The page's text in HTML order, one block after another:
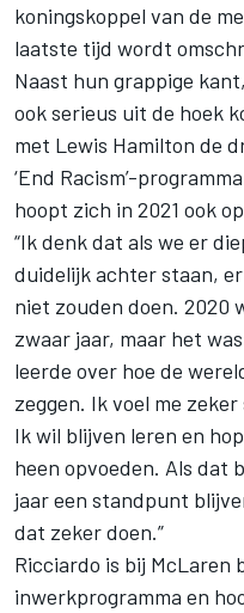
koningskoppel van de
laatste tijd wordt
Naast hun grappige
ook serieus uit de hoek
met Lewis Hamilton de
‘End Racism’-
hoopt zich in 2021 ook
“Ik denk dat als we er
duidelijk achter staan,
niet zouden doen. 2020
zwaar jaar, maar het
leerde over hoe de
zeggen. Ik voel me
Ik wil blijven leren en
heen opvoeden. Als dat
jaar een standpunt
dat zeker doen.”
Ricciardo is bij McLaren
inwerkprogramma en